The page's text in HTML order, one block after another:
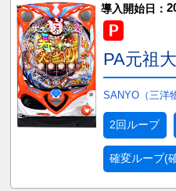
導入開始日：
PA元祖
SANYO（三洋
2回ループ
確変ループ(